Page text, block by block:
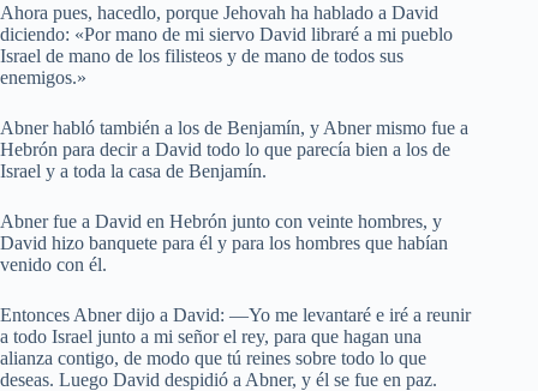
Ahora pues, hacedlo, porque Jehovah ha hablado a David
diciendo: «Por mano de mi siervo David libraré a mi pueblo
Israel de mano de los filisteos y de mano de todos sus
enemigos.»
Abner habló también a los de Benjamín, y Abner mismo fue a
Hebrón para decir a David todo lo que parecía bien a los de
Israel y a toda la casa de Benjamín.
Abner fue a David en Hebrón junto con veinte hombres, y
David hizo banquete para él y para los hombres que habían
venido con él.
Entonces Abner dijo a David: —Yo me levantaré e iré a reunir
a todo Israel junto a mi señor el rey, para que hagan una
alianza contigo, de modo que tú reines sobre todo lo que
deseas. Luego David despidió a Abner, y él se fue en paz.